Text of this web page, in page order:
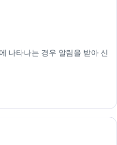
나타나는 경우 알림을 받아 신